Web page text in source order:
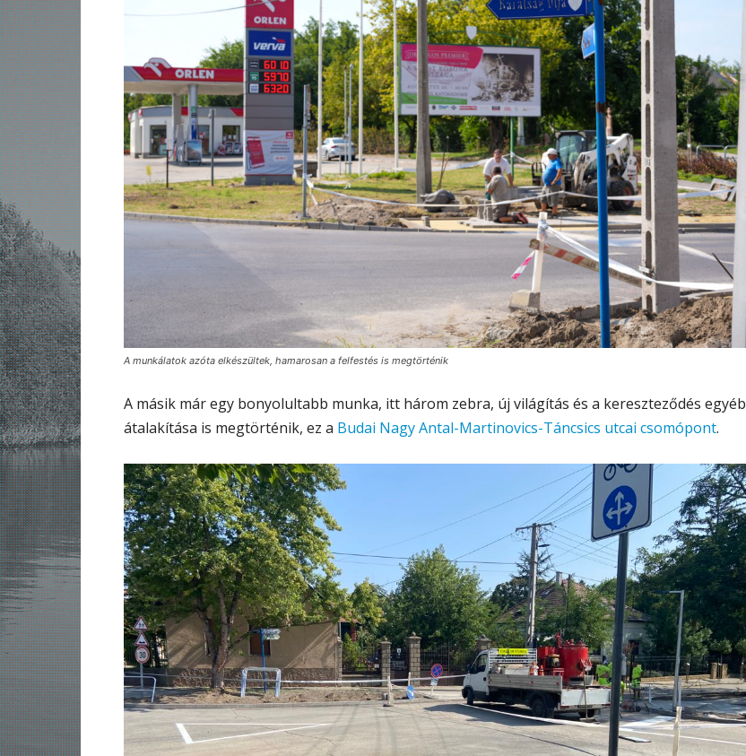
A munkálatok azóta elkészültek, hamarosan a felfestés is megtörténik
A másik már egy bonyolultabb munka, itt három zebra, új világítás és a kereszteződés egyéb
átalakítása is megtörténik, ez a Budai Nagy Antal-Martinovics-Táncsics utcai csomópont.